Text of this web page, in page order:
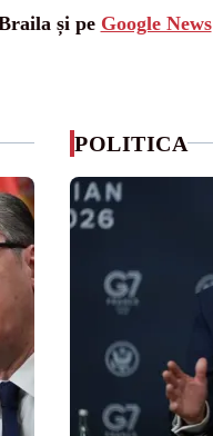
și pe Google News
POLITICA